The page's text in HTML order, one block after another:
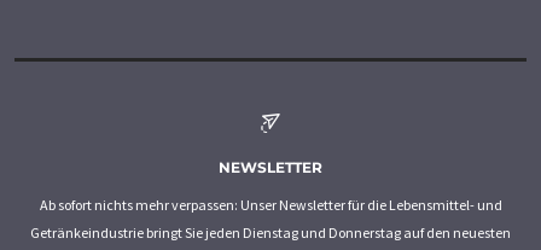
NEWSLETTER
Ab sofort nichts mehr verpassen: Unser Newsletter für die Lebensmittel- und
Getränkeindustrie bringt Sie jeden Dienstag und Donnerstag auf den neuesten